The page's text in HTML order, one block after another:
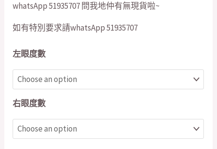
whatsApp 51935707 問我地仲有無現貨啦~
如有特別要求請whatsApp 51935707
左眼度數
右眼度數